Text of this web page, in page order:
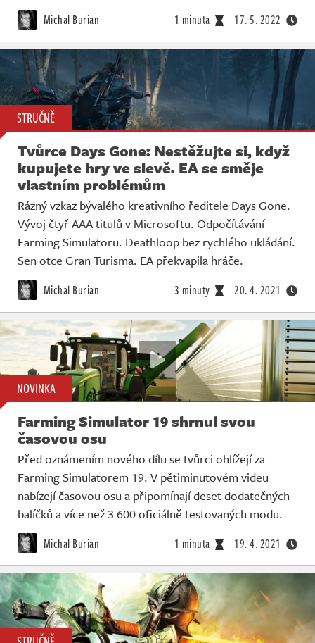
Michal Burian 1 minuta 17. 5. 2022
STRUČNĚ
Tvůrce Days Gone: Nestěžujte si, když
kupujete hry ve slevě. EA se směje
vlastním problémům
Rázný vzkaz bývalého kreativního ředitele Days Gone.
Vývoj čtyř AAA titulů v Microsoftu. Odpočítávání
Farming Simulatoru. Deathloop bez rychlého ukládání.
Sen otce Gran Turisma. EA překvapila hráče.
Michal Burian 3 minuty 20. 4. 2021
NOVINKA
Farming Simulator 19 shrnul svou
časovou osu
Před oznámením nového dílu se tvůrci ohlížejí za
Farming Simulatorem 19. V pětiminutovém videu
nabízejí časovou osu a připomínají deset dodatečných
balíčků a více než 3 600 oficiálně testovaných modu.
Michal Burian 1 minuta 19. 4. 2021